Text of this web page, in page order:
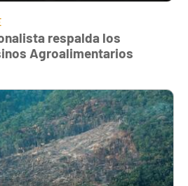
respalda los
Agroalimentarios